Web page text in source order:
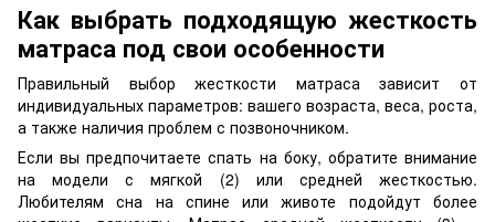
Как выбрать подходящую жесткость
матраса под свои особенности
Правильный выбор жесткости матраса зависит от
индивидуальных параметров: вашего возраста, веса, роста,
а также наличия проблем с позвоночником.
Если вы предпочитаете спать на боку, обратите внимание
на модели с мягкой (2) или средней жесткостью.
Любителям сна на спине или животе подойдут более